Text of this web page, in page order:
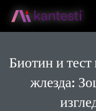
Биотин и тест
жлезда: